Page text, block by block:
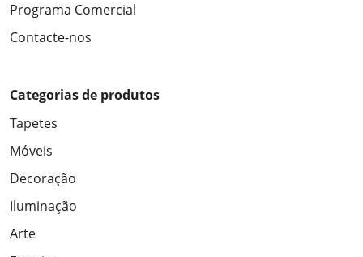
Programa Comercial
Contacte-nos
Categorias de produtos
Tapetes
Móveis
Decoração
Iluminação
Arte